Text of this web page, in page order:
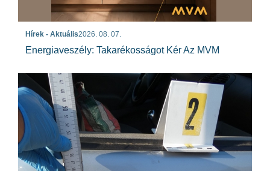
Hírek - Aktuális2026. 08. 07.
Energiaveszély: Takarékosságot Kér Az MVM